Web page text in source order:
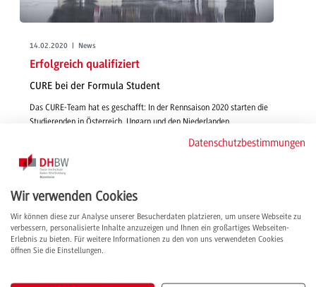
14.02.2020 | News
Erfolgreich qualifiziert
CURE bei der Formula Student
Das CURE-Team hat es geschafft: In der Rennsaison 2020 starten die
Studierenden in Österreich, Ungarn und den Niederlanden.
Datenschutzbestimmungen
Wir verwenden Cookies
Wir können diese zur Analyse unserer Besucherdaten platzieren, um unsere Webseite zu
verbessern, personalisierte Inhalte anzuzeigen und Ihnen ein großartiges Webseiten-
Erlebnis zu bieten. Für weitere Informationen zu den von uns verwendeten Cookies
öffnen Sie die Einstellungen.